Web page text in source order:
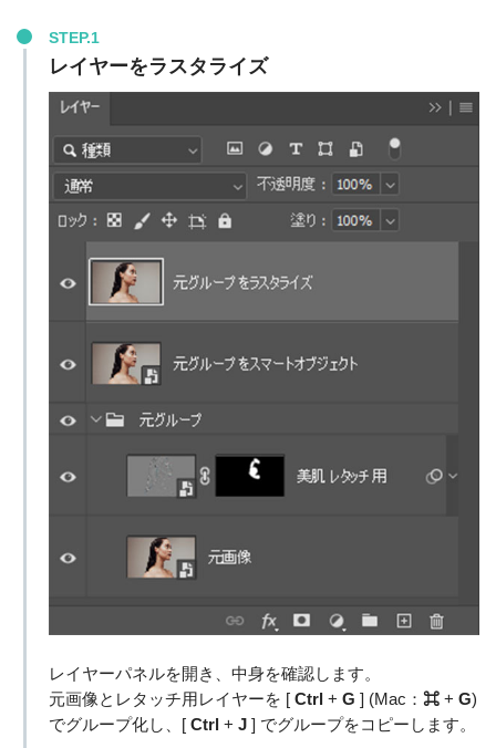
STEP.1
レイヤーをラスタライズ
レイヤーパネルを開き、中身を確認します。
元画像とレタッチ用レイヤーを [ Ctrl + G ] (Mac： ⌘+ G)
でグループ化し、[ Ctrl + J] でグループをコピーします。